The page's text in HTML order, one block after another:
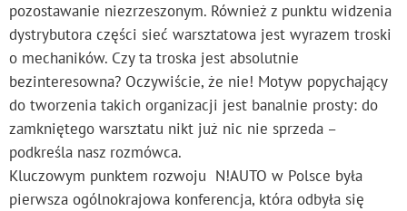
pozostawanie niezrzeszonym. Również z punktu widzenia
dystrybutora części sieć warsztatowa jest wyrazem troski
o mechaników. Czy ta troska jest absolutnie
bezinteresowna? Oczywiście, że nie! Motyw popychający
do tworzenia takich organizacji jest banalnie prosty: do
zamkniętego warsztatu nikt już nic nie sprzeda –
podkreśla nasz rozmówca.
Kluczowym punktem rozwoju N!AUTO w Polsce była
pierwsza ogólnokrajowa konferencja, która odbyła się